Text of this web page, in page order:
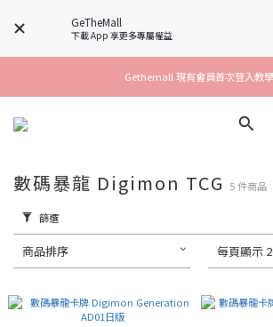
GeTheMall
下載 App 享更多專屬權益
Gethemall 現有會員首次登入教學
數碼暴龍 Digimon TCG 5 件商品
篩選
商品排序 每頁顯示